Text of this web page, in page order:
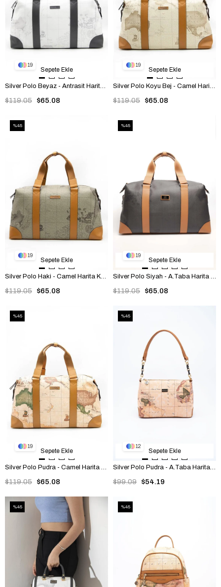
19
Silver Polo Beyaz - Antrasit Harita Kadın Seyahat Çantası SP873
$65.08
$119.05
Sepete Ekle
19
Silver Polo Koyu Bej - Camel Harita Kadın Seyahat Çantası SP873
$65.08
$119.05
Sepete Ekle
19
Silver Polo Haki - Camel Harita Kadın Seyahat Çantası SP873
$65.08
$119.05
Sepete Ekle
%45
19
Silver Polo Siyah - A.Taba Harita Kadın Seyahat Çantası SP873
$65.08
$119.05
Sepete Ekle
%45
19
Silver Polo Pudra - Camel Harita Kadın Seyahat Çantası SP873
$65.08
$119.05
Sepete Ekle
%45
12
Silver Polo Pudra - A.Taba Harita Kadın Çapraz Çanta SP910
$54.19
$99.09
Sepete Ekle
%45
%45 %45